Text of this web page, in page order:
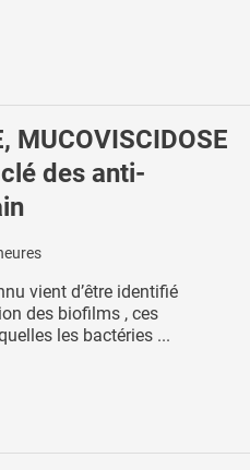
MUCOVISCIDOSE
des anti-
vient d’être identifié
des biofilms , ces
les bactéries ...